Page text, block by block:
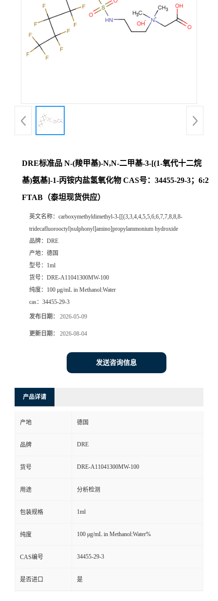
DRE标准品 N-(羧甲基)-N,N-二甲基-3-[(1-氧代十二烷
基)氨基]-1-丙铵内盐氢氧化物 CAS号：34455-29-3；6:2
FTAB（泰坦现货供应）
英文名称： carboxymethyldimethyl-3-[[(3,3,4,4,5,5,6,6,7,7,8,8,8-
tridecafluorooctyl)sulphonyl]amino]propylammonium hydroxide
品牌： DRE
产地： 德国
型号： 1ml
货号： DRE-A11041300MW-100
纯度： 100 μg/mL in Methanol:Water
cas： 34455-29-3
发布日期： 2026-05-09
更新日期： 2026-08-04
发送咨询信息
产品详请
产地 德国
品牌 DRE
货号 DRE-A11041300MW-100
用途 分析检测
包装规格 1ml
纯度 100 μg/mL in Methanol:Water%
CAS编号 34455-29-3
是否进口 是